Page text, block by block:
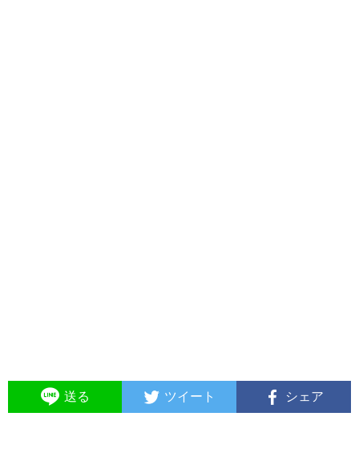
送る ツイート シェア